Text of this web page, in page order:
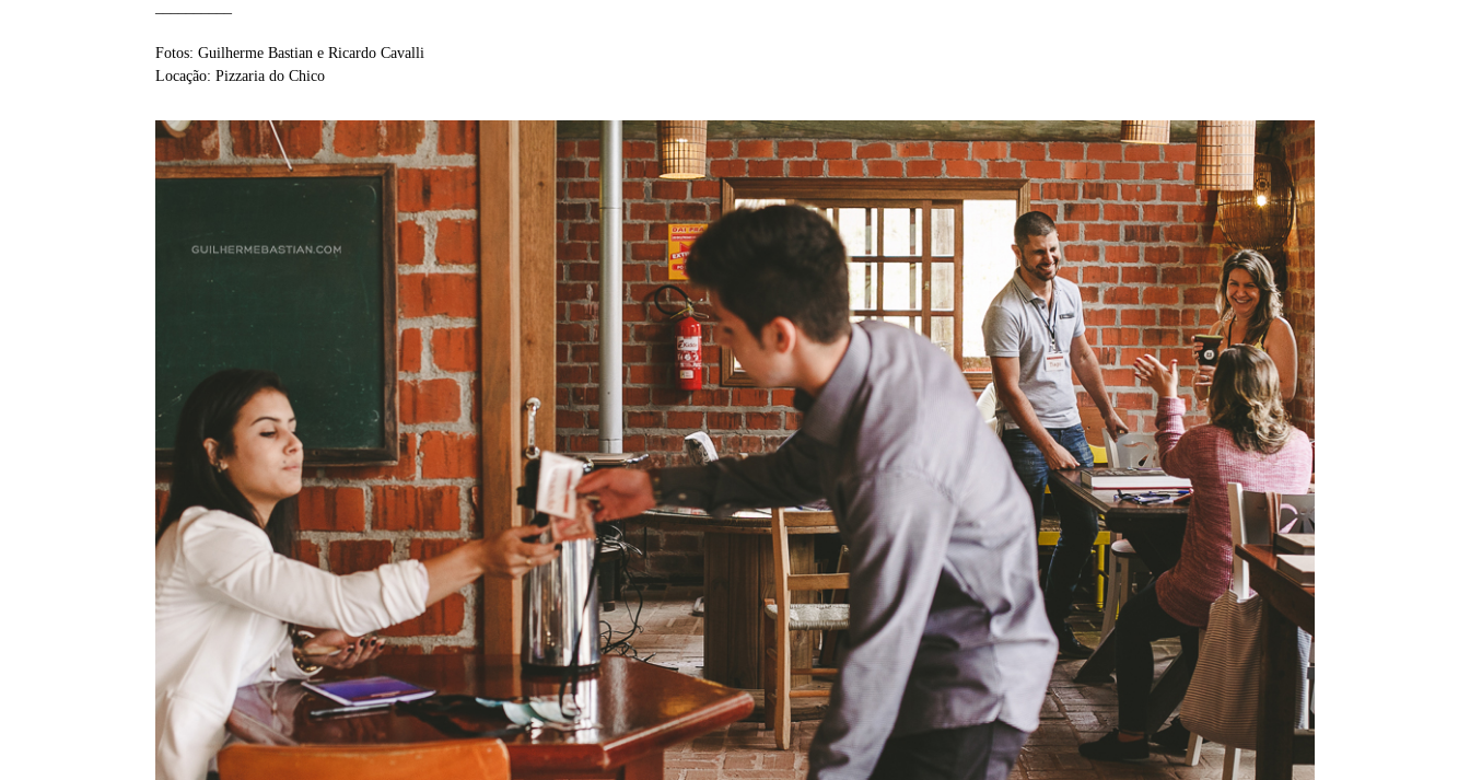
Fotos: Guilherme Bastian e Ricardo Cavalli
Locação: Pizzaria do Chico